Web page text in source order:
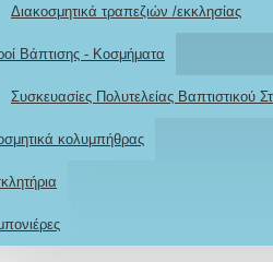
Διακοσμητικά τραπεζιών /εκκλησίας
Βάπτισης - Κοσμήματα
Συσκευασίες Πολυτελείας Βαπτιστικού
κολυμπήθρας